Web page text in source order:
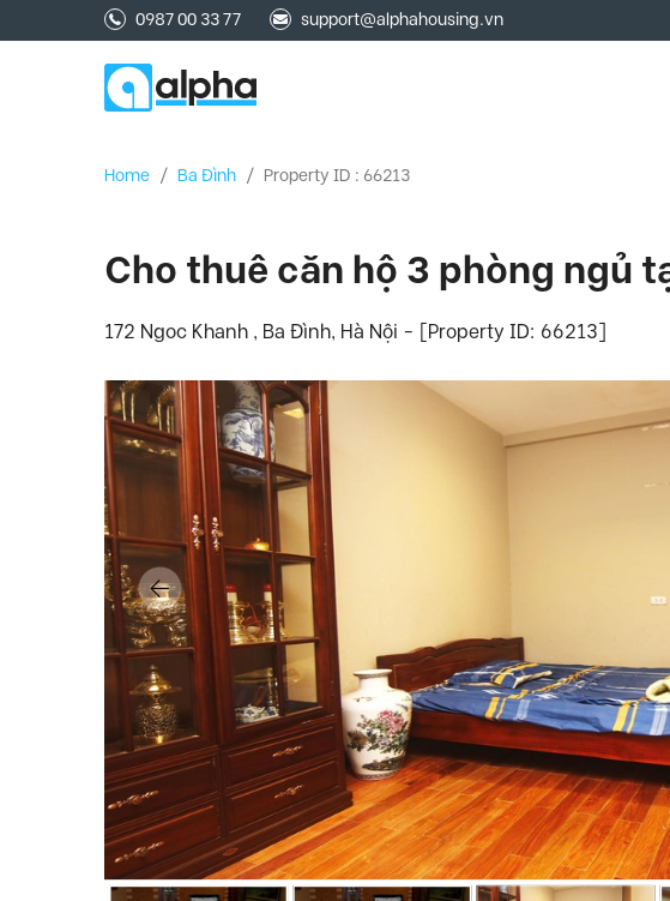
0987 00 33 77 support@alphahousing.vn
Home / Ba Đình / Property ID : 66213
Cho thuê căn hộ 3 phòng ngủ
172 Ngoc Khanh , Ba Đình, Hà Nội - [Property ID: 66213]